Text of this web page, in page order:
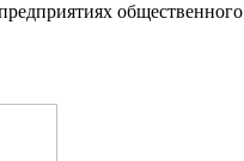
общественного